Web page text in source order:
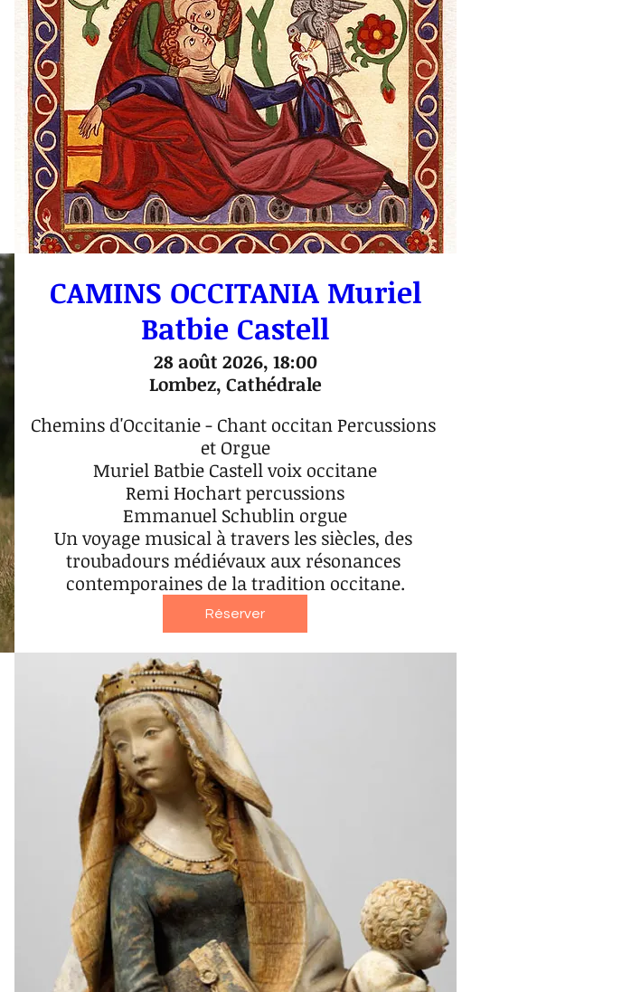
CAMINS OCCITANIA Muriel
Batbie Castell
28 août 2026, 18:00
Lombez, Cathédrale
Chemins d'Occitanie - Chant occitan Percussions
et Orgue
Muriel Batbie Castell voix occitane
Remi Hochart percussions
Emmanuel Schublin orgue
Un voyage musical à travers les siècles, des
troubadours médiévaux aux résonances
contemporaines de la tradition occitane.
Réserver